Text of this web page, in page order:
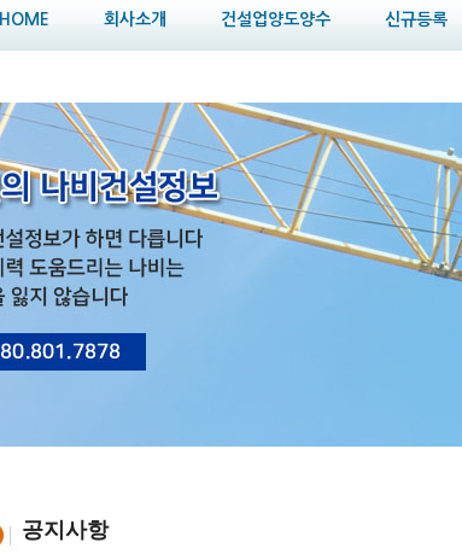
HOME 회사소개 건설업양도양수 신규등록
공지사항